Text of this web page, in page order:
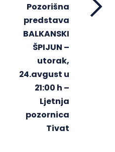
Pozorišna
predstava
BALKANSKI
ŠPIJUN –
utorak,
24.avgust u
21:00 h –
Ljetnja
pozornica
Tivat